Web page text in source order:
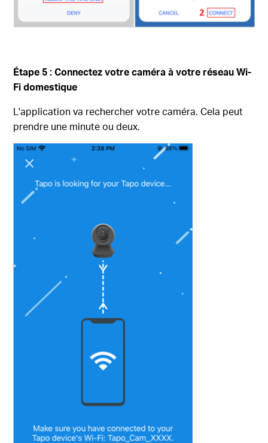
Étape 5 : Connectez votre caméra à votre réseau Wi-
Fi domestique
L'application va rechercher votre caméra. Cela peut
prendre une minute ou deux.